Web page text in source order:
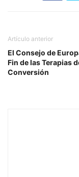
Artículo anterior
El Consejo de
Fin de las Terapias
Conversión